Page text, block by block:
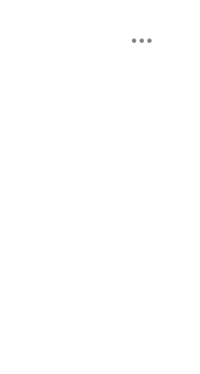
Outils
replié